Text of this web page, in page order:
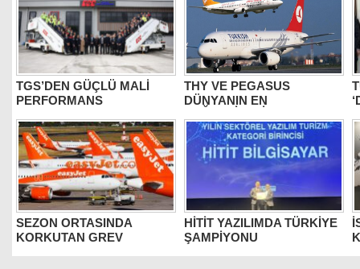
TGS’DEN GÜÇLÜ MALİ
PERFORMANS
THY VE PEGASUS
DÜNYANIN EN
SEZON ORTASINDA
KORKUTAN GREV
HİTİT YAZILIMDA TÜRKİYE
ŞAMPİYONU